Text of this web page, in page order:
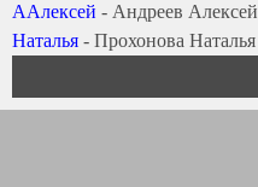
ААлексей - Андреев Алексей
Наталья - Прохонова Наталья